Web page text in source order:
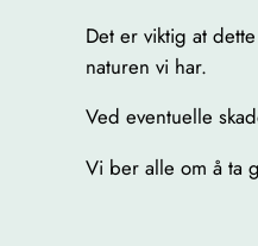
Det er viktig at
naturen vi har.
Ved eventuelle
Vi ber alle om å ta